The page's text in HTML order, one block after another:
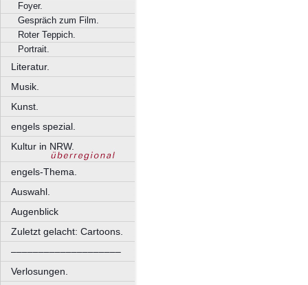
Foyer.
Gespräch zum Film.
Roter Teppich.
Portrait.
Literatur.
Musik.
Kunst.
engels spezial.
Kultur in NRW.
engels-Thema.
Auswahl.
Augenblick
Zuletzt gelacht: Cartoons.
––––––––––––––––––––
Verlosungen.